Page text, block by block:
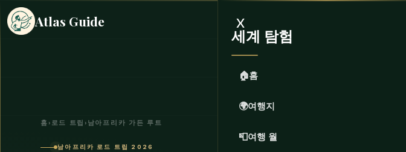
Atlas Guide x
세계 탐험
🏠홈
🌍여행지
📮여행 월
홈 › 로드 트립 › 남아프리카 가든 루트
남아프리카 로드 트립 2026